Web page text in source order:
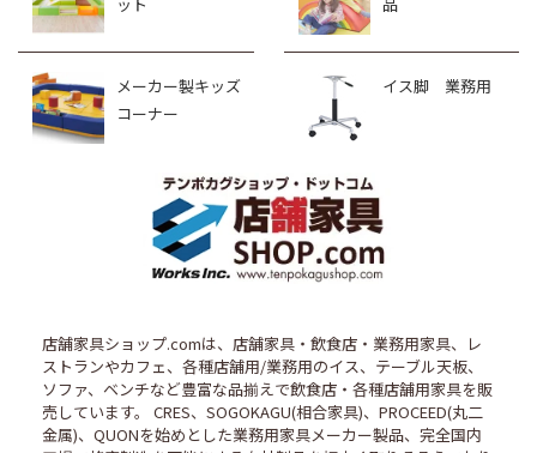
メーカー製キッズ
コーナー
イス脚 業務用
店舗家具ショップ.comは、店舗家具・飲食店・業務用家具、レ
ストランやカフェ、各種店舗用/業務用のイス、テーブル天板、
ソファ、ベンチなど豊富な品揃えで飲食店・各種店舗用家具を販
売しています。 CRES、SOGOKAGU(相合家具)、PROCEED(丸二
金属)、QUONを始めとした業務用家具メーカー製品、完全国内